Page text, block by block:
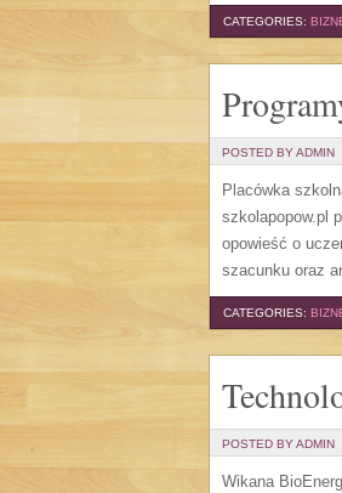
CATEGORIES:
POSTED BY ADMIN
Placówka
szkolapopow.pl
opowieść o
szacunku oraz
CATEGORIES:
POSTED BY ADMIN
Wikana